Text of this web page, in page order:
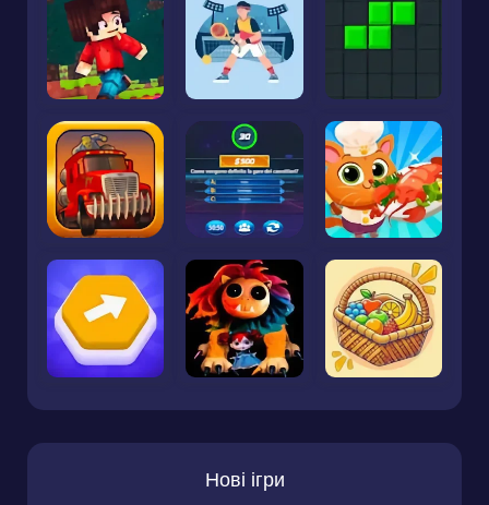
Нові ігри